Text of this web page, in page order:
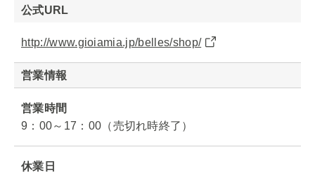
公式URL
http://www.gioiamia.jp/belles/shop/
営業情報
営業時間
9：00～17：00（売切れ時終了）
休業日